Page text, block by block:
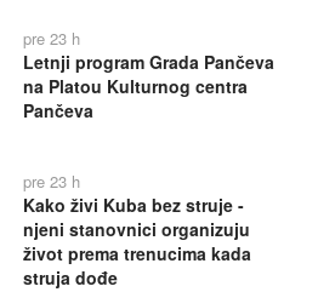
pre 23 h
Letnji program Grada Pančeva
na Platou Kulturnog centra
Pančeva
pre 23 h
Kako živi Kuba bez struje -
njeni stanovnici organizuju
život prema trenucima kada
struja dođe